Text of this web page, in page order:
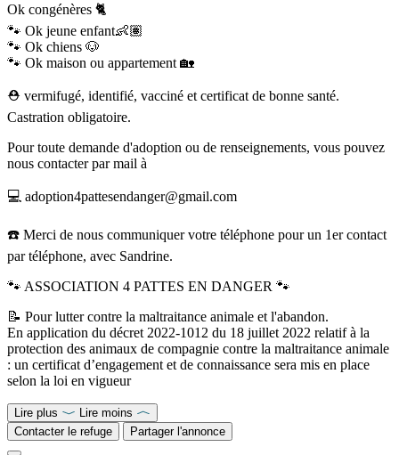
Ok congénères 🐈
🐾 Ok jeune enfant👶🏽
🐾 Ok chiens 🐶
🐾 Ok maison ou appartement 🏡
⛑️ vermifugé, identifié, vacciné et certificat de bonne santé.
Castration obligatoire.
Pour toute demande d'adoption ou de renseignements, vous pouvez
nous contacter par mail à
💻 adoption4pattesendanger@gmail.com
☎️ Merci de nous communiquer votre téléphone pour un 1er contact
par téléphone, avec Sandrine.
🐾 ASSOCIATION 4 PATTES EN DANGER 🐾
📝 Pour lutter contre la maltraitance animale et l'abandon.
En application du décret 2022-1012 du 18 juillet 2022 relatif à la
protection des animaux de compagnie contre la maltraitance animale
: un certificat d’engagement et de connaissance sera mis en place
selon la loi en vigueur
Lire plus
Lire moins
Contacter le refuge
Partager l'annonce